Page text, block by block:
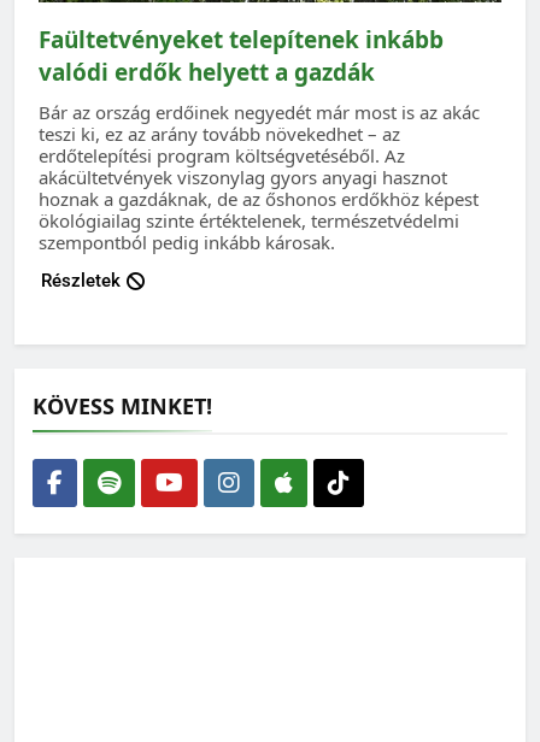
Faültetvényeket telepítenek inkább
valódi erdők helyett a gazdák
Bár az ország erdőinek negyedét már most is az akác
teszi ki, ez az arány tovább növekedhet – az
erdőtelepítési program költségvetéséből. Az
akácültetvények viszonylag gyors anyagi hasznot
hoznak a gazdáknak, de az őshonos erdőkhöz képest
ökológiailag szinte értéktelenek, természetvédelmi
szempontból pedig inkább károsak.
Részletek
KÖVESS MINKET!